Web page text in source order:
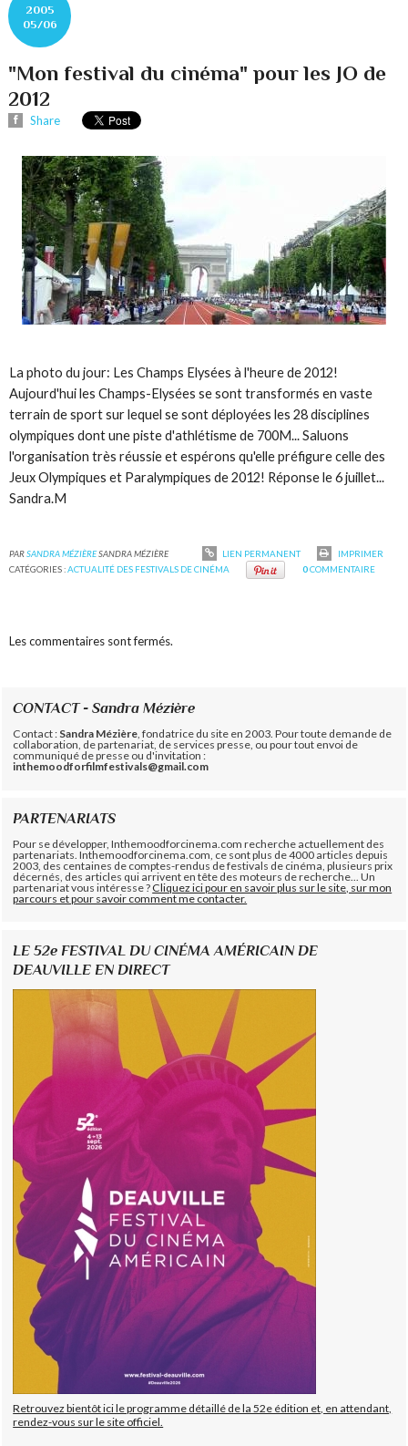
2005
05/06
"Mon festival du cinéma" pour les JO de
2012
Share
La photo du jour: Les Champs Elysées à l'heure de 2012!
Aujourd'hui les Champs-Elysées se sont transformés en vaste
terrain de sport sur lequel se sont déployées les 28 disciplines
olympiques dont une piste d'athlétisme de 700M... Saluons
l'organisation très réussie et espérons qu'elle préfigure celle des
Jeux Olympiques et Paralympiques de 2012! Réponse le 6 juillet...
Sandra.M
PARSANDRA MÉZIÈRESANDRA MÉZIÈRE LIEN PERMANENT
IMPRIMER
CATÉGORIES :ACTUALITÉ DES FESTIVALS DE CINÉMA 0COMMENTAIRE
Les commentaires sont fermés.
CONTACT - Sandra Mézière
Contact : Sandra Mézière , fondatrice du site en 2003. Pour toute demande de
collaboration, de partenariat, de services presse, ou pour tout envoi de
communiqué de presse ou d'invitation :
inthemoodforfilmfestivals@gmail.com
PARTENARIATS
Pour se développer, Inthemoodforcinema.com recherche actuellement des
partenariats. Inthemoodforcinema.com, ce sont plus de 4000 articles depuis
2003, des centaines de comptes-rendus de festivals de cinéma, plusieurs prix
décernés, des articles qui arrivent en tête des moteurs de recherche... Un
partenariat vous intéresse ?Cliquez ici pour en savoir plus sur le site, sur mon
parcours et pour savoir comment me contacter.
LE 52e FESTIVAL DU CINÉMA AMÉRICAIN DE
DEAUVILLE EN DIRECT
Retrouvez bientôt ici le programme détaillé de la 52e édition et, en attendant,
rendez-vous sur le site officiel.